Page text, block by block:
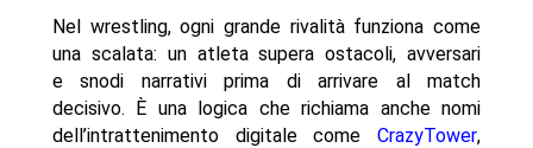
Nel wrestling, ogni grande rivalità funziona come
una scalata: un atleta supera ostacoli, avversari
e snodi narrativi prima di arrivare al match
decisivo. È una logica che richiama anche nomi
dell’intrattenimento digitale comeCrazyTower,